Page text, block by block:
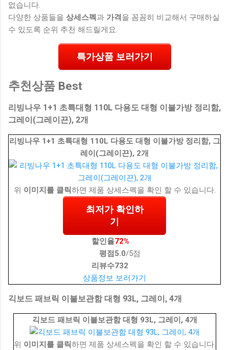
없습니다.
다양한 상품들을 상세스펙 과 가격 을 꼼꼼히 비교해서 구매하실
수 있도록 순위 추천 해드릴게요.
특가상품 보러가기
추천상품 Best
리빙나우 1+1 초특대형 110L 다용도 대형 이불가방 정리함,
그레이(그레이끈), 2개
리빙나우 1+1 초특대형 110L 다용도 대형 이불가방 정리함, 그
레이(그레이끈), 2개
위 이미지를 클릭하면 제품 상세스펙을 확인 할 수 있습니다.
최저가 확인하
기
할인율72%
평점 5.0/5점
리뷰수732
상품정보 보러가기
긱보드 패브릭 이불보관함 대형 93L, 그레이, 4개
긱보드 패브릭 이불보관함 대형 93L, 그레이, 4개
위 이미지를 클릭하면 제품 상세스펙을 확인 할 수 있습니다.